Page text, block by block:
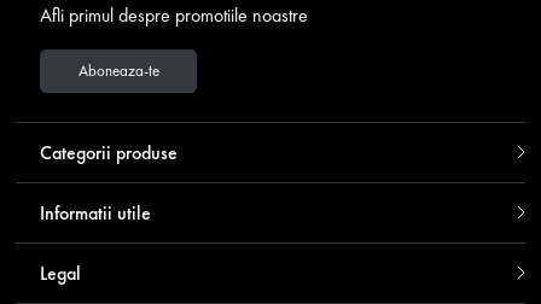
Afli primul despre promotiile noastre
Aboneaza-te
Categorii produse
Informatii utile
Legal